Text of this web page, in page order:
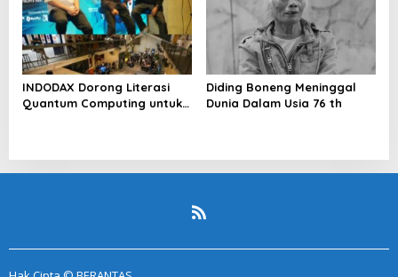
INDODAX Dorong Literasi
Quantum Computing untuk
Diding Boneng Meninggal
Dunia Dalam Usia 76 th